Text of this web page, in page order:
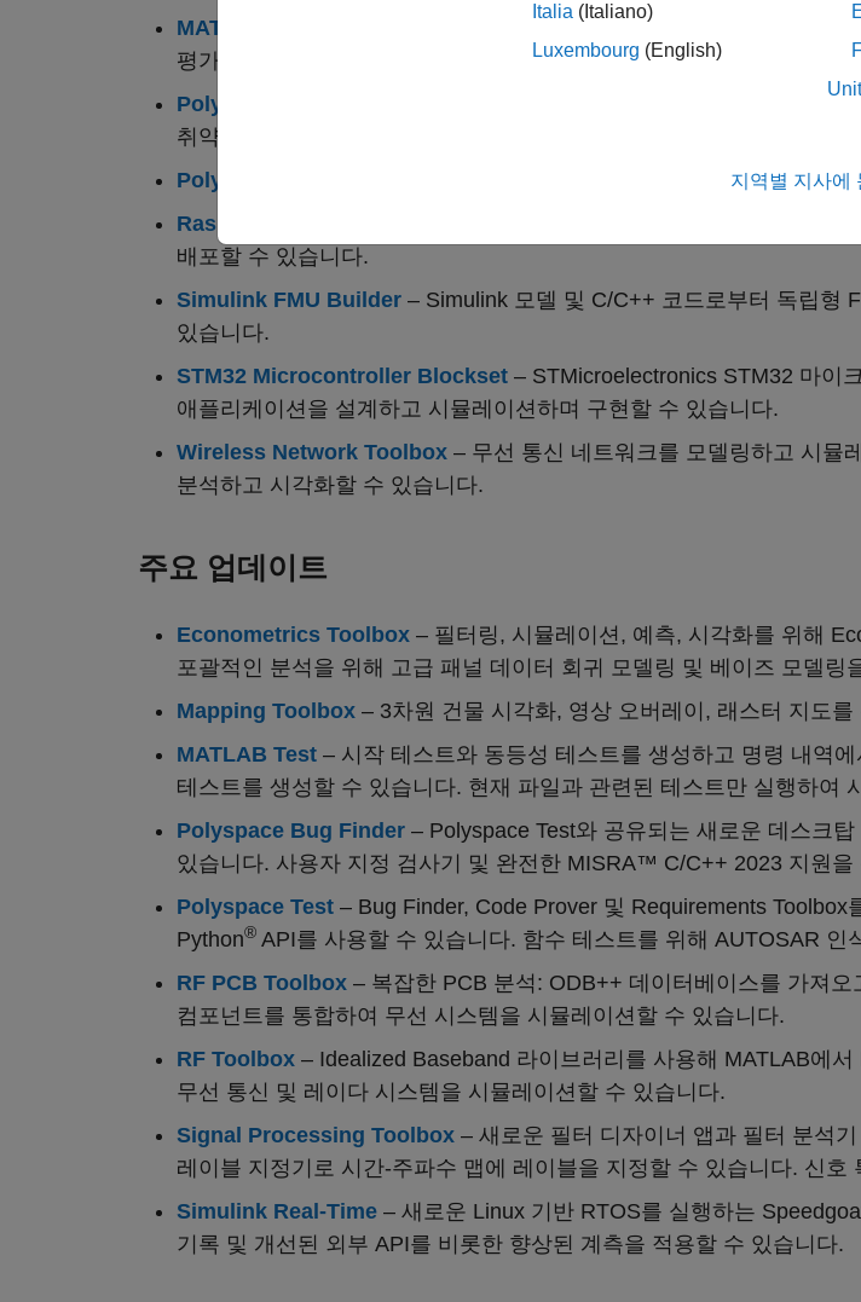
MATLAB Course Designer
– MATLAB 및 Simulink를 사용해 교육과정
평가를 제작할 수 있습니다.
Polyspace as You Code
– 사용 중인 IDE에서 코딩 표준 위반 사항과
취약점을 식별할 수 있습니다.
Polyspace Copilot
– Polyspace에 최적화된 AI 어시스턴트입니다.
Raspberry Pi Blockset
배포할 수 있습니다.
Simulink FMU Builder – Simulink 모델 및 C/C++ 코드로부터 독립형
있습니다.
STM32 Microcontroller Blockset – STMicroelectronics STM32 마이
애플리케이션을 설계하고 시뮬레이션하며 구현할 수 있습니다.
Wireless Network Toolbox – 무선 통신 네트워크를 모델링하고 시뮬
분석하고 시각화할 수 있습니다.
주요 업데이트
Econometrics Toolbox – 필터링, 시뮬레이션, 예측, 시각화를 위해
포괄적인 분석을 위해 고급 패널 데이터 회귀 모델링 및 베이즈 모델링
Mapping Toolbox – 3차원 건물 시각화, 영상 오버레이, 래스터 지도
MATLAB Test – 시작 테스트와 동등성 테스트를 생성하고 명령 내역
테스트를 생성할 수 있습니다. 현재 파일과 관련된 테스트만 실행하여
Polyspace Bug Finder – Polyspace Test와 공유되는 새로운 데스크
있습니다. 사용자 지정 검사기 및 완전한 MISRA™ C/C++ 2023 지원
Polyspace Test – Bug Finder, Code Prover 및 Requirements
Python® API를 사용할 수 있습니다. 함수 테스트를 위해 AUTOSAR 인
RF PCB Toolbox – 복잡한 PCB 분석: ODB++ 데이터베이스를 가져
컴포넌트를 통합하여 무선 시스템을 시뮬레이션할 수 있습니다.
RF Toolbox – Idealized Baseband 라이브러리를 사용해 MATLAB에
무선 통신 및 레이다 시스템을 시뮬레이션할 수 있습니다.
Signal Processing Toolbox – 새로운 필터 디자이너 앱과 필터 분석
레이블 지정기로 시간-주파수 맵에 레이블을 지정할 수 있습니다. 신
Simulink Real-Time – 새로운 Linux 기반 RTOS를 실행하는
기록 및 개선된 외부 API를 비롯한 향상된 계측을 적용할 수 있습니다.
Italia (Italiano)
Luxembourg (English)
지역별 지사에